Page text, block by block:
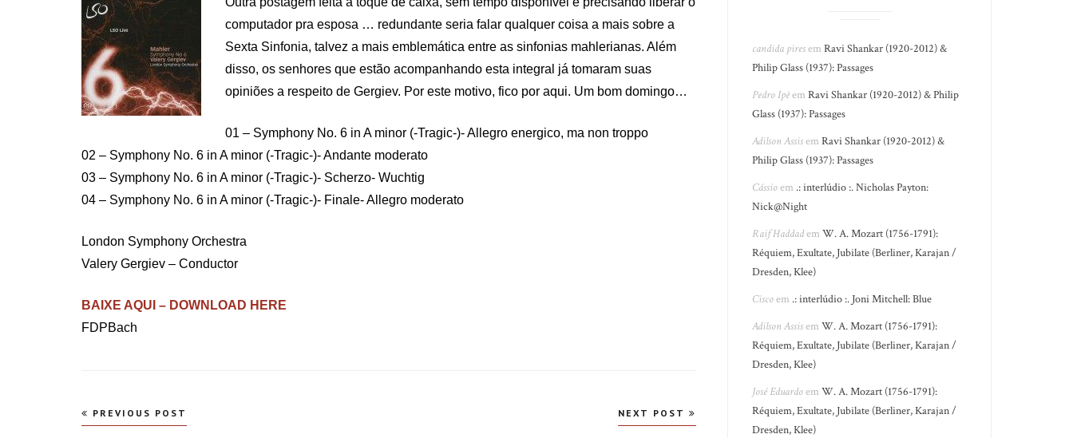
computador pra esposa … redundante seria falar qualquer coisa a mais sobre a
Sexta Sinfonia, talvez a mais emblemática entre as sinfonias mahlerianas. Além
disso, os senhores que estão acompanhando esta integral já tomaram suas
opiniões a respeito de Gergiev. Por este motivo, fico por aqui. Um bom domingo…
01 – Symphony No. 6 in A minor (-Tragic-)- Allegro energico, ma non troppo
02 – Symphony No. 6 in A minor (-Tragic-)- Andante moderato
03 – Symphony No. 6 in A minor (-Tragic-)- Scherzo- Wuchtig
04 – Symphony No. 6 in A minor (-Tragic-)- Finale- Allegro moderato
London Symphony Orchestra
Valery Gergiev – Conductor
BAIXE AQUI – DOWNLOAD HERE
FDPBach
Navegação
PREVIOUS POST NEXT POST
candida piresemRavi Shankar (1920-2012) &
Philip Glass (1937): Passages
Pedro IpêemRavi Shankar (1920-2012) & Philip
Glass (1937): Passages
Adilson AssisemRavi Shankar (1920-2012) &
Philip Glass (1937): Passages
Cássioem .: interlúdio :. Nicholas Payton:
Nick@Night
Raif HaddademW. A. Mozart (1756-1791):
Réquiem, Exultate, Jubilate (Berliner, Karajan /
Dresden, Klee)
Ciscoem .: interlúdio :. Joni Mitchell: Blue
Adilson AssisemW. A. Mozart (1756-1791):
Réquiem, Exultate, Jubilate (Berliner, Karajan /
Dresden, Klee)
José EduardoemW. A. Mozart (1756-1791):
Réquiem, Exultate, Jubilate (Berliner, Karajan /
Dresden, Klee)